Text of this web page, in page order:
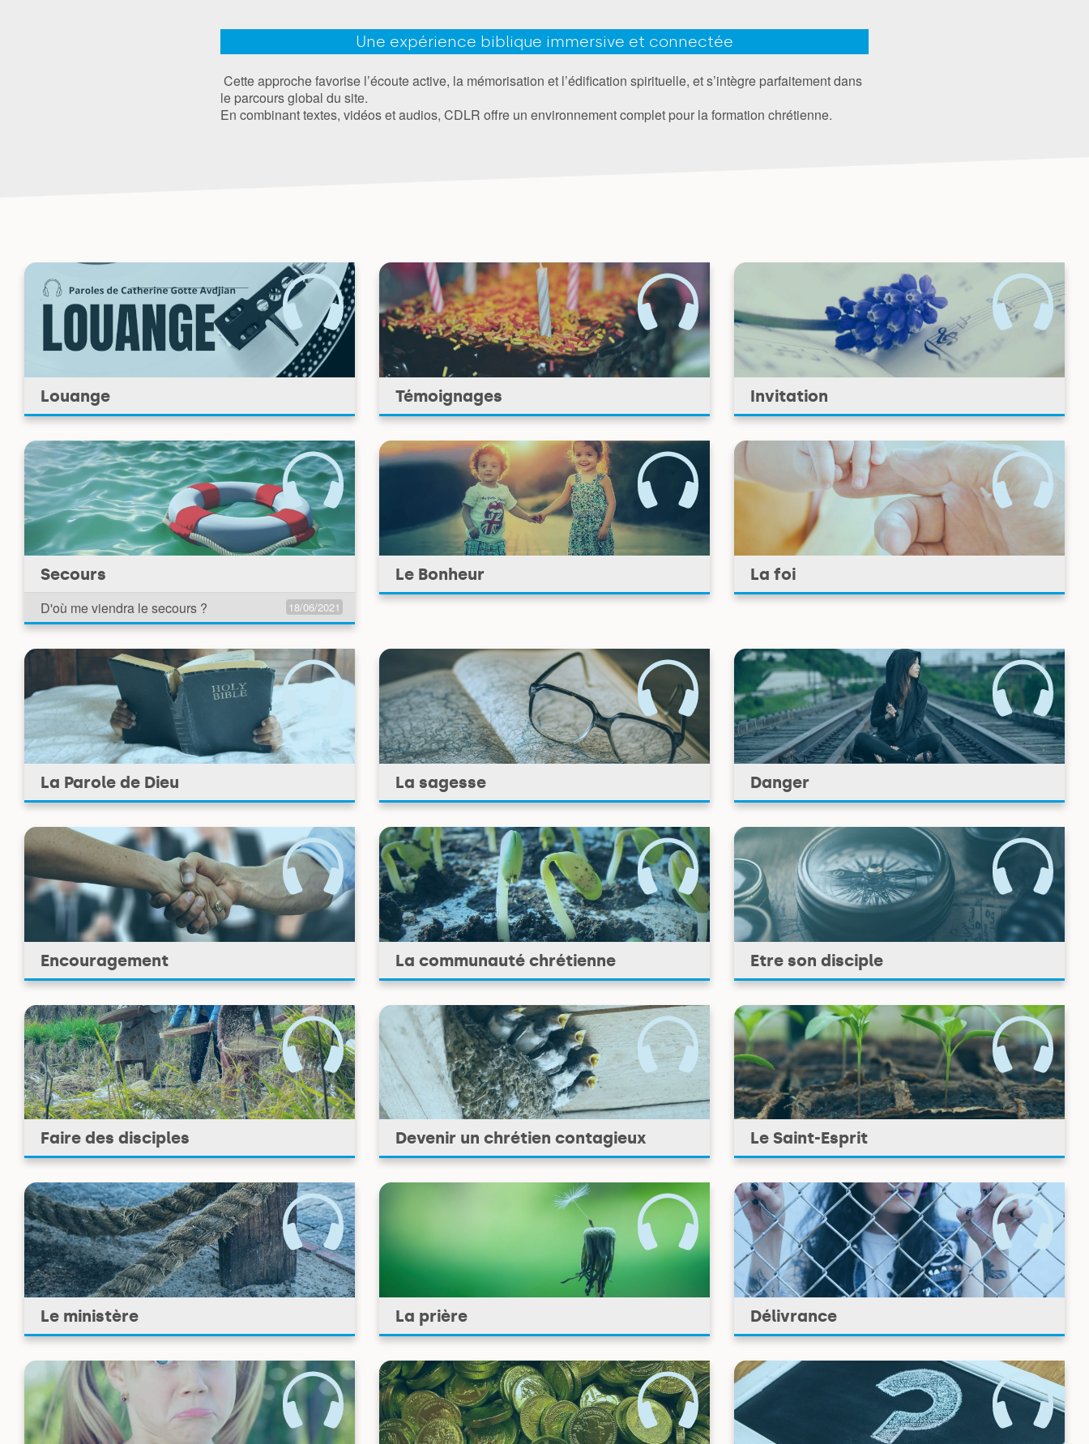
Une expérience biblique immersive et connectée
Cette approche favorise l’écoute active, la mémorisation et l’édification spirituelle, et s’intègre parfaitement dans
le parcours global du site.
En combinant textes, vidéos et audios, CDLR offre un environnement complet pour la formation chrétienne.
Louange Témoignages Invitation
Secours
D'où me viendra le secours ? 18/06/2021
Le Bonheur La foi
La Parole de Dieu La sagesse Danger
Encouragement La communauté chrétienne Etre son disciple
Faire des disciples Devenir un chrétien contagieux Le Saint-Esprit
Le ministère La prière Délivrance